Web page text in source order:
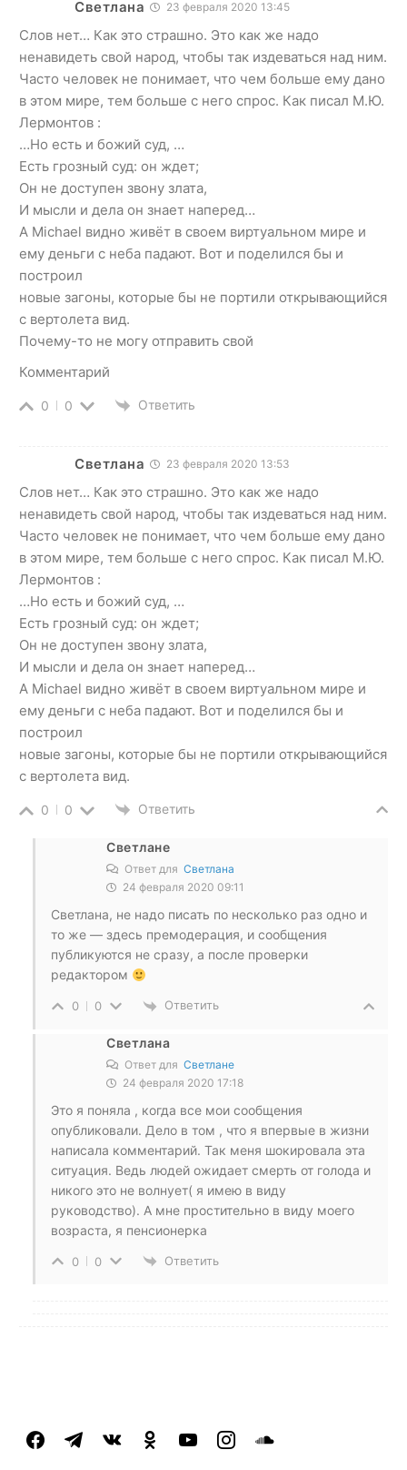
Светлана 23 февраля 2020 13:45
Слов нет… Как это страшно. Это как же надо
ненавидеть свой народ, чтобы так издеваться над ним.
Часто человек не понимает, что чем больше ему дано
в этом мире, тем больше с него спрос. Как писал М.Ю.
Лермонтов :
…Но есть и божий суд, …
Есть грозный суд: он ждет;
Он не доступен звону злата,
И мысли и дела он знает наперед…
А Michael видно живёт в своем виртуальном мире и
ему деньги с неба падают. Вот и поделился бы и
построил
новые загоны, которые бы не портили открывающийся
с вертолета вид.
Почему-то не могу отправить свой
Комментарий
0 0 Ответить
Светлана 23 февраля 2020 13:53
Слов нет… Как это страшно. Это как же надо
ненавидеть свой народ, чтобы так издеваться над ним.
Часто человек не понимает, что чем больше ему дано
в этом мире, тем больше с него спрос. Как писал М.Ю.
Лермонтов :
…Но есть и божий суд, …
Есть грозный суд: он ждет;
Он не доступен звону злата,
И мысли и дела он знает наперед…
А Michael видно живёт в своем виртуальном мире и
ему деньги с неба падают. Вот и поделился бы и
построил
новые загоны, которые бы не портили открывающийся
с вертолета вид.
0 0 Ответить
Светлане
Ответ для Светлана
24 февраля 2020 09:11
Светлана, не надо писать по несколько раз одно и
то же — здесь премодерация, и сообщения
публикуются не сразу, а после проверки
редактором
0 0 Ответить
Светлана
Ответ для Светлане
24 февраля 2020 17:18
Это я поняла , когда все мои сообщения
опубликовали. Дело в том , что я впервые в жизни
написала комментарий. Так меня шокировала эта
ситуация. Ведь людей ожидает смерть от голода и
никого это не волнует( я имею в виду
руководство). А мне простительно в виду моего
возраста, я пенсионерка
0 0 Ответить
facebooktelegramvkontakteodnoklassniki
youtubeinstagramsoundcloud